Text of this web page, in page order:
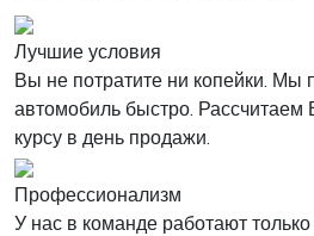
Лучшие условия
Вы не потратите ни копейки.
автомобиль быстро. Рассчитаем
курсу в день продажи.
Профессионализм
У нас в команде работают